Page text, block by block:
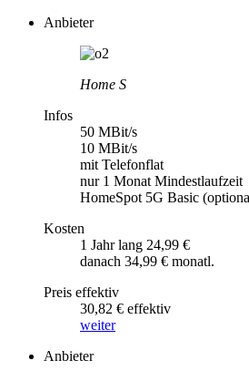
Anbieter
Home S
Infos
50 MBit/s
10 MBit/s
mit Telefonflat
nur 1 Monat Mindestlaufzeit
HomeSpot 5G Basic
Kosten
1 Jahr lang 24,99 €
danach 34,99 € monatl.
Preis effektiv
30,82 € effektiv
weiter
Anbieter